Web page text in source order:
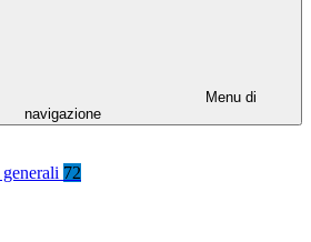
Menu di
navigazione
72